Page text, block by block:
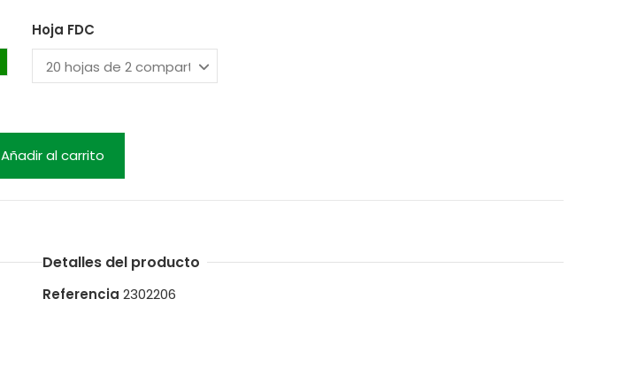
Hoja FDC
Añadir al carrito
Detalles del producto
Referencia 2302206